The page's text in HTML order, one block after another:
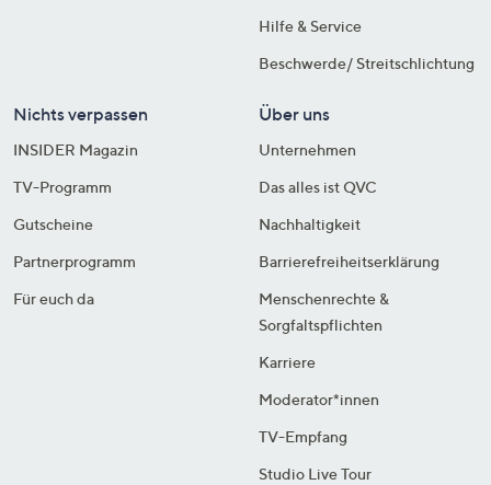
Hilfe & Service
Beschwerde/ Streitschlichtung
Nichts verpassen
INSIDER Magazin
TV-Programm
Gutscheine
Partnerprogramm
Für euch da
Über uns
Unternehmen
Das alles ist QVC
Nachhaltigkeit
Barrierefreiheitserklärung
Menschenrechte &
Sorgfaltspflichten
Karriere
Moderator*innen
TV-Empfang
Studio Live Tour